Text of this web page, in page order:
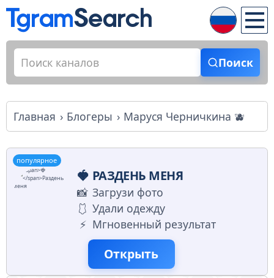
Поиск
Главная Блогеры Маруся Черничкина 🫐
популярное
🍓 РАЗДЕНЬ МЕНЯ
📸 Загрузи фото
🩱 Удали одежду
⚡️ Мгновенный результат
Открыть